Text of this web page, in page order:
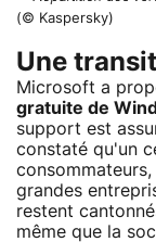
(© Kaspersky)
Une
Microsoft a
gratuite de
support est
constaté qu'un
consommateurs,
grandes
restent
même que la